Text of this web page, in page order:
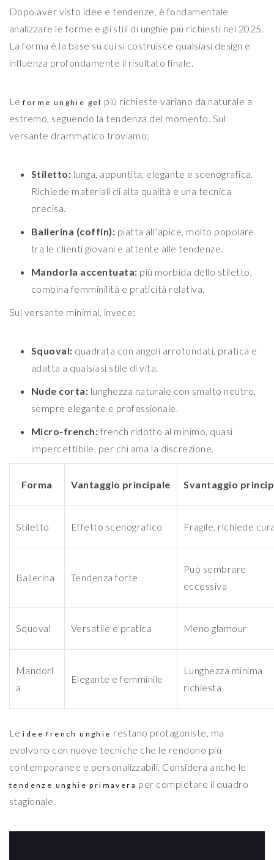
Dopo aver visto idee e tendenze, è fondamentale
analizzare le forme e gli stili di unghie più richiesti nel 2025.
La forma è la base su cui si costruisce qualsiasi design e
influenza profondamente il risultato finale.
Leforme unghie gel più richieste variano da naturale a
estremo, seguendo la tendenza del momento. Sul
versante drammatico troviamo:
Stiletto: lunga, appuntita, elegante e scenografica.
Richiede materiali di alta qualità e una tecnica
precisa.
Ballerina (coffin): piatta all’apice, molto popolare
tra le clienti giovani e attente alle tendenze.
Mandorla accentuata: più morbida dello stiletto,
combina femminilità e praticità relativa.
Sul versante minimal, invece:
Squoval: quadrata con angoli arrotondati, pratica e
adatta a qualsiasi stile di vita.
Nude corta: lunghezza naturale con smalto neutro,
sempre elegante e professionale.
Micro-french: french ridotto al minimo, quasi
impercettibile, per chi ama la discrezione.
Forma Vantaggio principale Svantaggio
Stiletto Effetto scenografico Fragile, richiede
Ballerina Tendenza forte
Può sembrare
eccessiva
Squoval Versatile e pratica Meno glamour
Mandorl
a
Elegante e femminile
Lunghezza minima
richiesta
Leidee french unghie restano protagoniste, ma
evolvono con nuove tecniche che le rendono più
contemporanee e personalizzabili. Considera anche le
tendenze unghie primavera per completare il quadro
stagionale.